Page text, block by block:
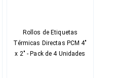
Rollos de Etiquetas
Térmicas Directas PCM 4"
x 2" - Pack de 4 Unidades